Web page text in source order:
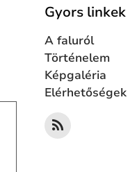
szövege...
Gyors linkek
A faluról
Történelem
Képgaléria
Elérhetőségek